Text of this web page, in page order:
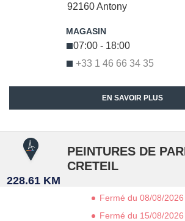
92160Antony
+33 1 46 66 34 35
07:00 - 18:00
EN SAVOIR PLUS
228.61 KM
PEINTURES DE
CRETEIL
Fermé du 08/08/
Fermé du 15/08/